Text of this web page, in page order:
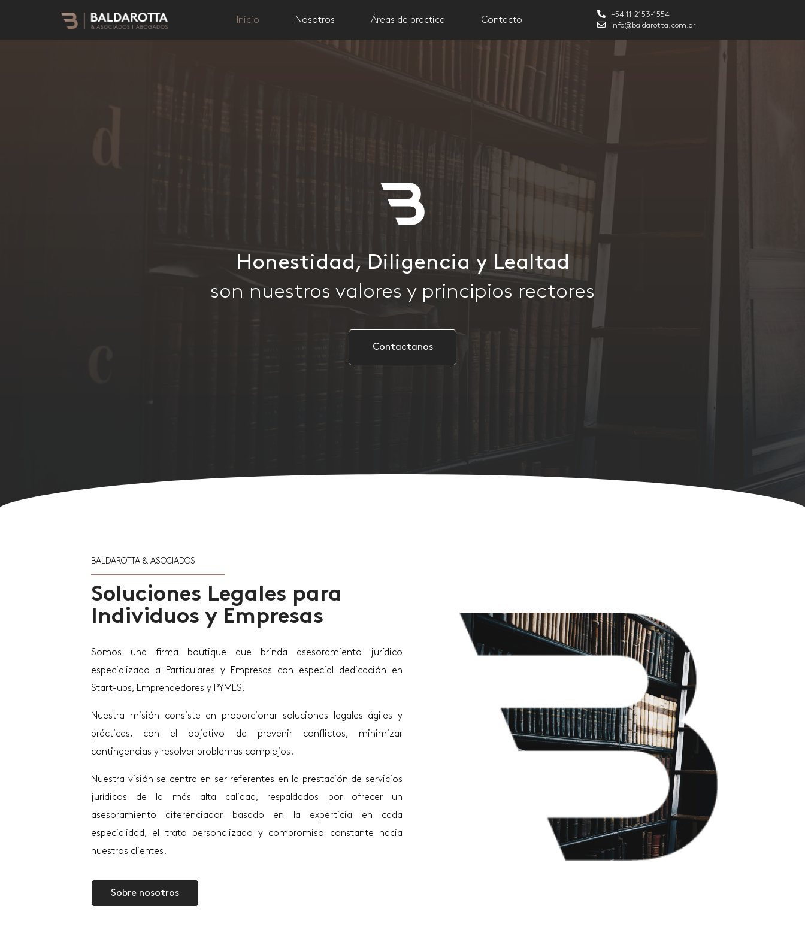
Inicio Nosotros Áreas de práctica Contacto
+54 11 2153-1554
info@baldarotta.com.ar
Honestidad, Diligencia y Lealtad
son nuestros valores y principios rectores
Contactanos
BALDAROTTA & ASOCIADOS
Soluciones Legales para
Individuos y Empresas
Somos una firma boutique que brinda asesoramiento jurídico
especializado a Particulares y Empresas con especial dedicación en
Start-ups, Emprendedores y PYMES.
Nuestra misión consiste en proporcionar soluciones legales ágiles y
prácticas, con el objetivo de prevenir conflictos, minimizar
contingencias y resolver problemas complejos.
Nuestra visión se centra en ser referentes en la prestación de servicios
jurídicos de la más alta calidad, respaldados por ofrecer un
asesoramiento diferenciador basado en la experticia en cada
especialidad, el trato personalizado y compromiso constante hacia
nuestros clientes.
Sobre nosotros